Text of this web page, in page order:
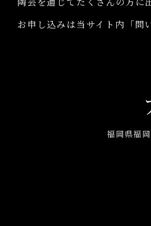
お申し込みは当サイト内「問
福岡県福